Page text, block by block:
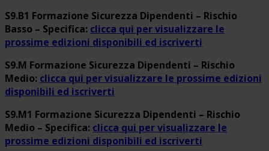
S9.B1 Formazione Sicurezza Dipendenti – Rischio
Basso – Specifica: clicca qui per visualizzare le
prossime edizioni disponibili ed iscriverti
S9.M Formazione Sicurezza Dipendenti – Rischio
Medio: clicca qui per visualizzare le prossime edizioni
disponibili ed iscriverti
S9.M1 Formazione Sicurezza Dipendenti – Rischio
Medio – Specifica: clicca qui per visualizzare le
prossime edizioni disponibili ed iscriverti